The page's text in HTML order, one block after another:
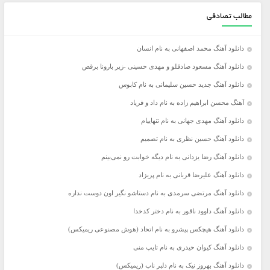
مطالب تصادفی
دانلود آهنگ محمد اصفهانی به نام انسان
دانلود آهنگ مسعود صادقلو و مهدی حسینی -زیر بارونا برقص
دانلود آهنگ جدید حسین سلیمانی به نام کابوس
آهنگ محسن ابراهیم زاده به نام داد و فریاد
دانلود آهنگ مهدی جهانی به نام تنهاییام
دانلود آهنگ حسین نظری به نام تصمیم
دانلود آهنگ رضا یزدانی به نام دیگه خوابت رو نمی‌بینم
دانلود آهنگ علیرضا قربانی به نام پریزاد
دانلود آهنگ مرتضی سرمدی به نام دستاشو نگیر اون دوست نداره
دانلود آهنگ داوود ناقور به نام دختر کدخدا
دانلود آهنگ هیچکس پیشرو به نام اتحاد (هوش مصنوعی ریمیکس)
دانلود آهنگ کیوان حیدری به نام تایپ منی
دانلود آهنگ بهروز نیک به نام دلبر ناب (ریمیکس)